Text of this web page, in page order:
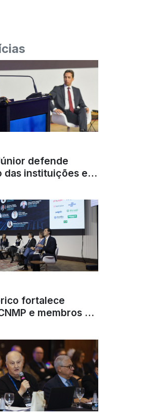
defende
instituições e
fortalece
e membros do